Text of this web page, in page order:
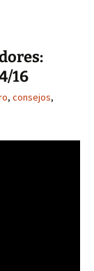
16
, consejos,